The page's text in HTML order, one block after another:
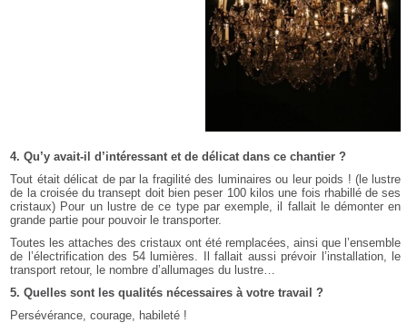
4. Qu’y avait-il d’intéressant et de délicat dans ce chantier ?
Tout était délicat de par la fragilité des luminaires ou leur poids ! (le lustre
de la croisée du transept doit bien peser 100 kilos une fois rhabillé de ses
cristaux) Pour un lustre de ce type par exemple, il fallait le démonter en
grande partie pour pouvoir le transporter.
Toutes les attaches des cristaux ont été remplacées, ainsi que l’ensemble
de l’électrification des 54 lumières. Il fallait aussi prévoir l’installation, le
transport retour, le nombre d’allumages du lustre…
5. Quelles sont les qualités nécessaires à votre travail ?
Persévérance, courage, habileté !